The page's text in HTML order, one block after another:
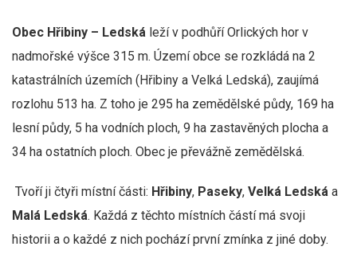
Obec Hřibiny – Ledská leží v podhůří Orlických hor v
nadmořské výšce 315 m. Území obce se rozkládá na 2
katastrálních územích (Hřibiny a Velká Ledská), zaujímá
rozlohu 513 ha. Z toho je 295 ha zemědělské půdy, 169 ha
lesní půdy, 5 ha vodních ploch, 9 ha zastavěných plocha a
34 ha ostatních ploch. Obec je převážně zemědělská.
Tvoří ji čtyři místní části: Hřibiny, Paseky, Velká Ledská a
Malá Ledská. Každá z těchto místních částí má svoji
historii a o každé z nich pochází první zmínka z jiné doby.